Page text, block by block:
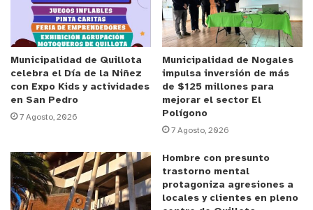
del Programa de Alimentación Escolar (PAE)”,
correspondiente al sector de gastronomía,
hotelería y turismo, dotándolas de herramientas
de vanguardia para su desempeño diario en los
comedores de los establecimientos educacionales.
Anuncio Patrocinado
Red de apoyo local e institucional
La entrega de certificados reflejó un fuerte
Municipalidad de Quillota
celebra el Día de la Niñez
con Expo Kids y actividades
en San Pedro
7 Agosto, 2026
Municipalidad de Nogales
impulsa inversión de más
de $125 millones para
mejorar el sector El
Polígono
7 Agosto, 2026
Hombre con presunto
trastorno mental
protagoniza agresiones a
locales y clientes en pleno